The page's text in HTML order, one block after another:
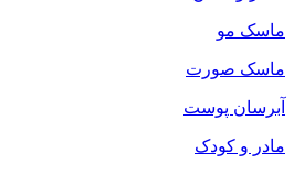
ماسک مو
ماسک صورت
آبرسان پوست
مادر و کودک